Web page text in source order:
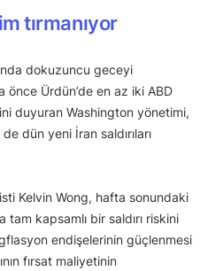
tırmanıyor
dokuzuncu geceyi
önce Ürdün’de en az iki ABD
duyuran Washington yönetimi,
dün yeni İran saldırıları
Kelvin Wong, hafta sonundaki
kapsamlı bir saldırı riskini
endişelerinin güçlenmesi
fırsat maliyetinin